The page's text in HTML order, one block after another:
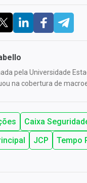
pela Universidade
na cobertura de
Caixa
JCP Tempo